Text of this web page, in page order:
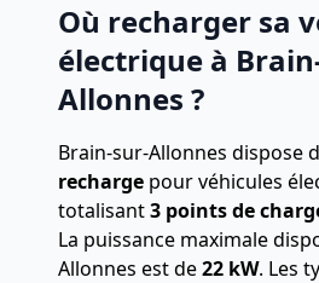
Où recharger sa
électrique à
Allonnes ?
Brain-sur-Allonnes dispose
recharge pour véhicules
totalisant3 points de
La puissance maximale
Allonnes est de22 kW. Les